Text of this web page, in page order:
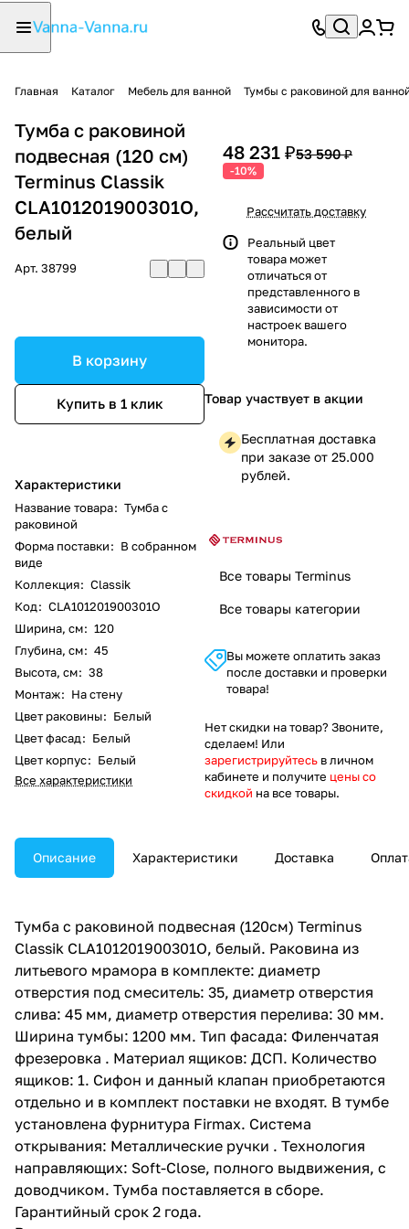
Главная Каталог Мебель для ванной Тумбы с раковиной для
Тумба с раковиной
подвесная (120 см)
Terminus Classik
CLA101201900301O,
белый
Арт. 38799
В корзину
Купить в 1 клик
Характеристики
Название товара: Тумба с
раковиной
Форма поставки: В собранном
виде
Коллекция: Classik
Код: CLA101201900301O
Ширина, см: 120
Глубина, см: 45
Высота, см: 38
Монтаж: На стену
Цвет раковины: Белый
Цвет фасад: Белый
Цвет корпус: Белый
Все характеристики
48 231 ₽53 590 ₽
-10%
Рассчитать доставку
Реальный цвет
товара может
отличаться от
представленного в
зависимости от
настроек вашего
монитора.
Товар участвует в акции
Бесплатная доставка
при заказе от 25.000
рублей.
Все товары Terminus
Все товары категории
Вы можете оплатить заказ
после доставки и проверки
товара!
Нет скидки на товар? Звоните,
сделаем! Или
зарегистрируйтесь в личном
кабинете и получите цены со
скидкой на все товары.
Описание Характеристики Доставка
Тумба с раковиной подвесная (120см) Terminus
Classik CLA101201900301O, белый. Раковина из
литьевого мрамора в комплекте: диаметр
отверстия под смеситель: 35, диаметр отверстия
слива: 45 мм, диаметр отверстия перелива: 30 мм.
Ширина тумбы: 1200 мм. Тип фасада: Филенчатая
фрезеровка . Материал ящиков: ДСП. Количество
ящиков: 1. Сифон и данный клапан приобретаются
отдельно и в комплект поставки не входят. В тумбе
установлена фурнитура Firmax. Система
открывания: Металлические ручки . Технология
направляющих: Soft-Close, полного выдвижения, с
доводчиком. Тумба поставляется в сборе.
Гарантийный срок 2 года.